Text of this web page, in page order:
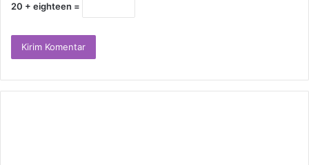
20 + eighteen =